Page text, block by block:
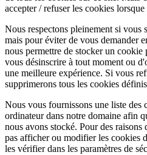
accepter / refuser les cookies
Nous respectons pleinement si vous
mais pour éviter de vous demander
nous permettre de stocker un cookie
vous désinscrire à tout moment ou
une meilleure expérience. Si vous
supprimerons tous les cookies
Nous vous fournissons une liste des
ordinateur dans notre domaine afin
nous avons stocké. Pour des raisons
pas afficher ou modifier les cookies
les vérifier dans les paramètres de